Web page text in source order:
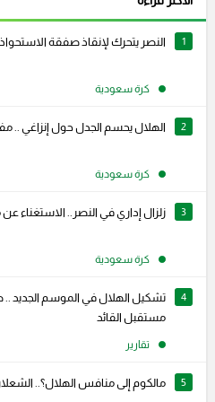
1 النصر يتحرك لإنقاذ صفقة الاستحواذ
كرة سعودية
2 الهلال يحسم الجدل حول إنزاغي ..
كرة سعودية
3 زلزال إداري في النصر.. الاستغناء
كرة سعودية
4
تشكيل الهلال في الموسم الجديد ..
مستقبل القائد
تقارير
5 مالكوم إلى منافس الهلال؟..